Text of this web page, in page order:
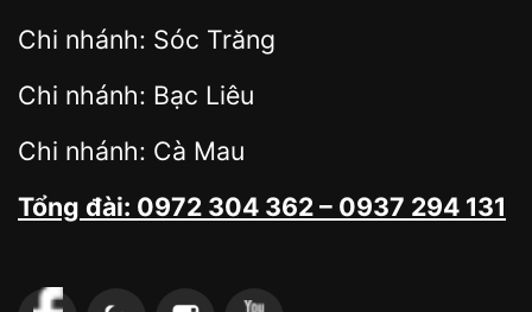
Chi nhánh: Sóc Trăng
Chi nhánh: Bạc Liêu
Chi nhánh: Cà Mau
Tổng đài: 0972 304 362 – 0937 294 131